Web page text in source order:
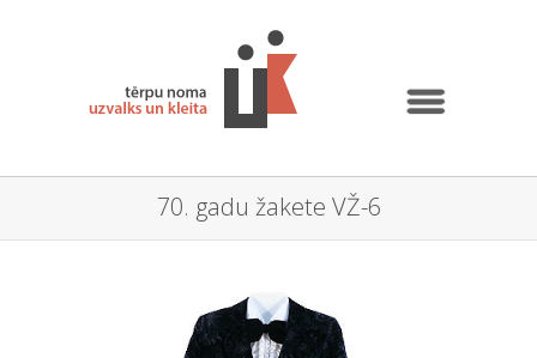
70. gadu žakete VŽ-6